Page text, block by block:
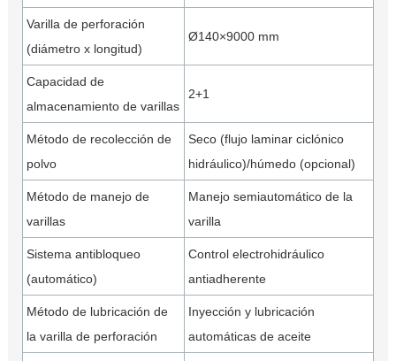
Varilla de perforación
(diámetro x longitud)
Ø140×9000 mm
Capacidad de
almacenamiento de varillas
2+1
Método de recolección de
polvo
Seco (flujo laminar ciclónico
hidráulico)/húmedo (opcional)
Método de manejo de
varillas
Manejo semiautomático de la
varilla
Sistema antibloqueo
(automático)
Control electrohidráulico
antiadherente
Método de lubricación de
la varilla de perforación
Inyección y lubricación
automáticas de aceite